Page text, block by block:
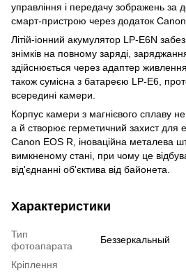
управління і передачу зображень за
смарт-пристрою через додаток
Літій-іонний акумулятор LP-E6N
знімків на повному заряді,
здійснюється через адаптер
також сумісна з батареєю LP-E6,
всередині камери.
Корпус камери з магнієвого сплаву
а й створює герметичний захист для
Canon EOS R, іноваційна металева
вимкненому стані, при чому це
від'єднанні об'єктива від байонета.
Характеристики
Тип
фотоапарата
Беззеркальный
Кріплення